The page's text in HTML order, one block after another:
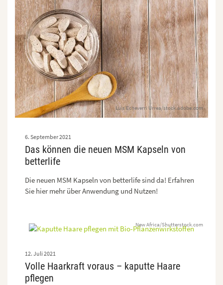
Luis Echeverri Urrea/stock.adobe.com
Das können die neuen MSM Kapseln von
betterlife
6. September 2021
Die neuen MSM Kapseln von betterlife sind da! Erfahren
Sie hier mehr über Anwendung und Nutzen!
New Africa/Shutterstock.com
Volle Haarkraft voraus – kaputte Haare
pflegen
12. Juli 2021